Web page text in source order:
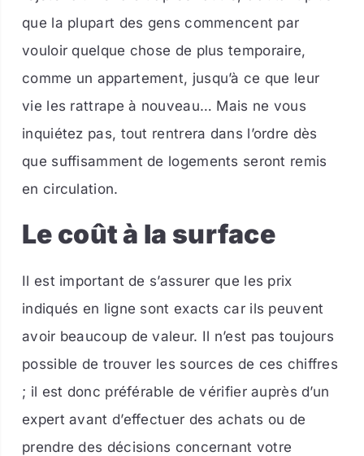
que la plupart des gens commencent par
vouloir quelque chose de plus temporaire,
comme un appartement, jusqu’à ce que leur
vie les rattrape à nouveau… Mais ne vous
inquiétez pas, tout rentrera dans l’ordre dès
que suffisamment de logements seront remis
en circulation.
Le coût à la surface
Il est important de s’assurer que les prix
indiqués en ligne sont exacts car ils peuvent
avoir beaucoup de valeur. Il n’est pas toujours
possible de trouver les sources de ces chiffres
; il est donc préférable de vérifier auprès d’un
expert avant d’effectuer des achats ou de
prendre des décisions concernant votre